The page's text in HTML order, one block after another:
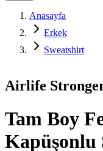
Anasayfa
Erkek
Sweatshirt
Airlife
Tam Boy
Kapüşonlu